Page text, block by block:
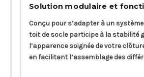
Solution modulaire et
Conçu pour s’adapter à un
toit de socle participe à la stabilité
l’apparence soignée de votre
en facilitant l’assemblage des